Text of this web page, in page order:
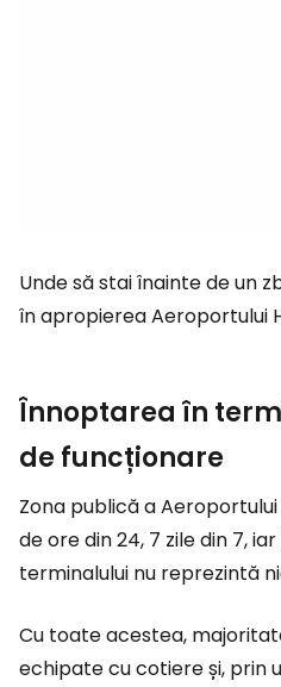
Unde să stai înainte de un
în apropierea Aeroportului
Înnoptarea în
de funcționare
Zona publică a
de ore din 24, 7 zile din 7,
terminalului nu reprezintă
Cu toate acestea,
echipate cu cotiere și, prin